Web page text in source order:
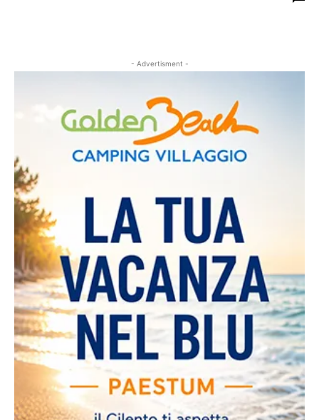
- Advertisment -